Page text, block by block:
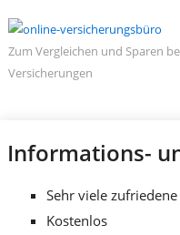
Zum Vergleichen und Sparen
Versicherungen
Informations-
Sehr viele
Kostenlos